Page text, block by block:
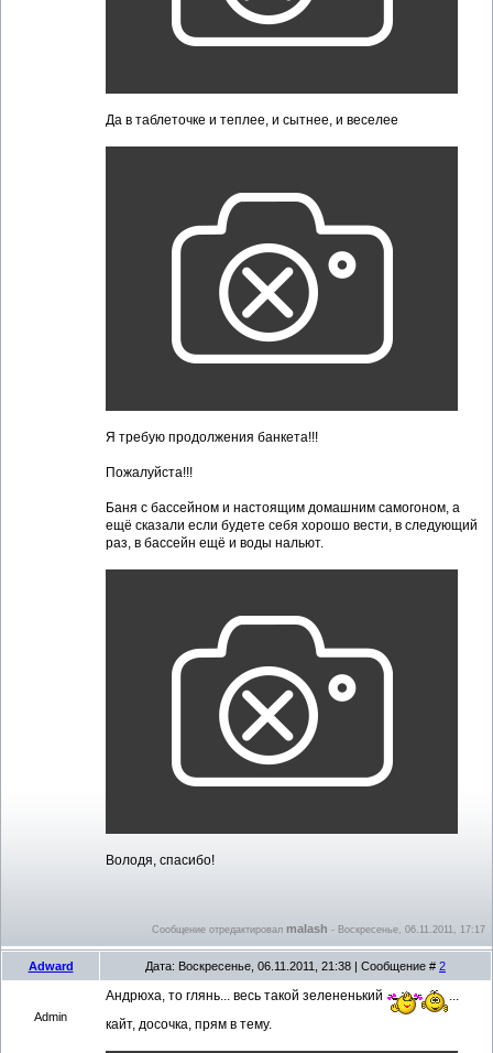
Да в таблеточке и теплее, и сытнее, и веселее
Я требую продолжения банкета!!!
Пожалуйста!!!
Баня с бассейном и настоящим домашним самогоном, а
ещё сказали если будете себя хорошо вести, в следующий
раз, в бассейн ещё и воды нальют.
Володя, спасибо!
Сообщение отредактировал malash - Воскресенье, 06.11.2011, 17:17
Adward Дата: Воскресенье, 06.11.2011, 21:38 | Сообщение # 2
Admin
Андрюха, то глянь... весь такой зелененький
кайт, досочка, прям в тему.